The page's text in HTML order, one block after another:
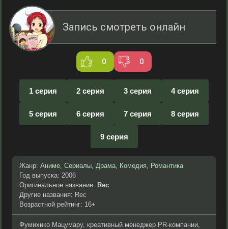
Запись смотреть онлайн
0 0
1 серия 2 серия 3 серия 4 серия
5 серия 6 серия 7 серия 8 серия
9 серия
Жанр: Аниме, Сериалы, Драма, Комедия, Романтика
Год выпуска: 2006
Оригинальное название: Rec
Другие названия: Rec
Возрастной рейтинг: 16+
Фумихико Мацумару, креативный менеджер PR-компании,